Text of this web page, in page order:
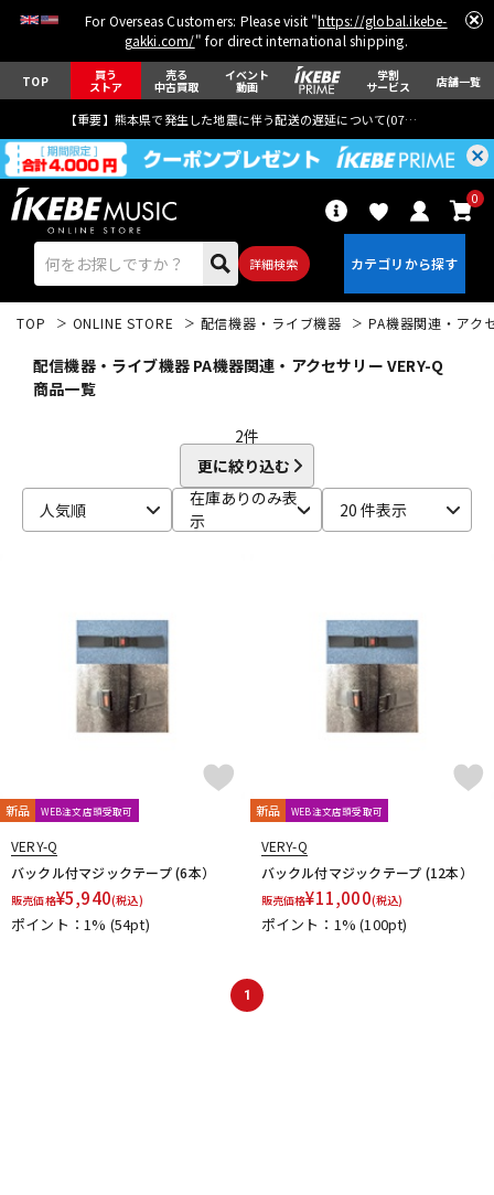
For Overseas Customers: Please visit "https://global.ikebe-
gakki.com/" for direct international shipping.
TOP 買う
ストア
売る
中古買取
イベント
動画
学割
サービス 店舗一覧
【重要】熊本県で発生した地震に伴う配送の遅延について(07月29日
詳細検索
0
ベース ウクレレ
キーボード 電子ピアノ
DJ機器 DTM
TOP ONLINE STORE 配信機器・ライブ機器 PA機器関連・アク
配信機器・ライブ機器 PA機器関連・アクセサリー VERY-Q
商品一覧
2件
更に絞り込む
人気順
在庫ありのみ表
示
20 件表示
新品 WEB注文店頭受取可
VERY-Q
バックル付マジックテープ (6本）
販売価格¥5,940(税込)
ポイント：1% (54pt)
新品 WEB注文店頭受取可
VERY-Q
バックル付マジックテープ (12本）
販売価格¥11,000(税込)
ポイント：1%(100pt)
1